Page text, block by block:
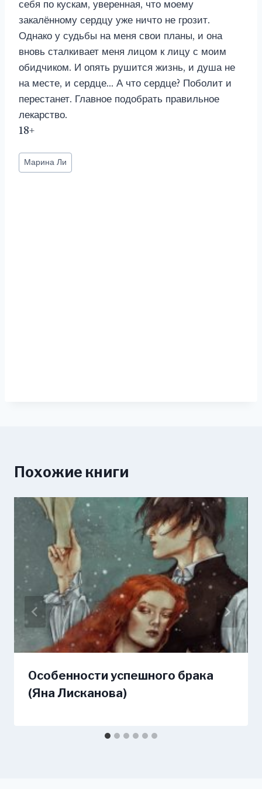
себя по кускам, уверенная, что моему
закалённому сердцу уже ничто не грозит.
Однако у судьбы на меня свои планы, и она
вновь сталкивает меня лицом к лицу с моим
обидчиком. И опять рушится жизнь, и душа не
на месте, и сердце… А что сердце? Поболит и
перестанет. Главное подобрать правильное
лекарство.
18+
Метки
записи:
Марина Ли
Похожие книги
Особенности успешного брака
(Яна Лисканова)